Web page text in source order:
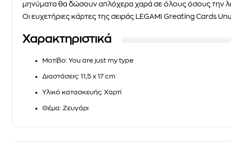
μηνύματα θα δώσουν απλόχερα χαρά σε όλους όσους την
Οι ευχετήριες κάρτες της σειράς LEGAMI Greating Cards
Χαρακτηριστικά
Μοτίβο: You are just my type
Διαστάσεις: 11,5 x 17 cm
Υλικό κατασκευής: Χαρτί
Θέμα: Ζευγάρι